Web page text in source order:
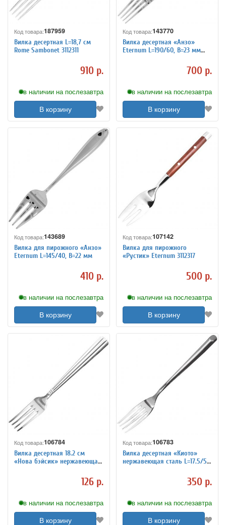
Код товара:187959
Вилка десертная L=18,7 см
Rome Sambonet 3112311
910 р.
в наличии на послезавтра
В корзину
Код товара:143770
Вилка десертная «Анзо»
Eternum L=190/60, B=23 мм
700 р.
в наличии на послезавтра
В корзину
Код товара:143689
Вилка для пирожного «Анзо»
Eternum L=145/40, B=22 мм
410 р.
в наличии на послезавтра
В корзину
Код товара:107142
Вилка для пирожного
«Рустик» Eternum 3112317
500 р.
в наличии на послезавтра
В корзину
Код товара:106784
Вилка десертная 18.2 см
«Нова бэйсик» нержавеющая
126 р.
в наличии на послезавтра
В корзину
Код товара:106783
Вилка десертная «Киото»
нержавеющая сталь L=17.5/5.5
350 р.
в наличии на послезавтра
В корзину